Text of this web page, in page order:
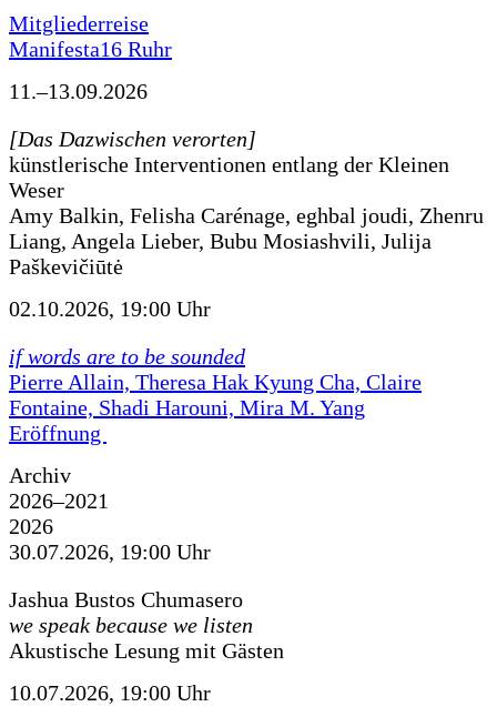
Mitgliederreise
Manifesta16 Ruhr
11.–13.09.2026
[Das Dazwischen verorten]
künstlerische Interventionen entlang der Kleinen
Weser
Amy Balkin, Felisha Carénage, eghbal joudi, Zhenru
Liang, Angela Lieber, Bubu Mosiashvili, Julija
Paškevičiūtė
02.10.2026, 19:00 Uhr
if words are to be sounded
Pierre Allain, Theresa Hak Kyung Cha, Claire
Fontaine, Shadi Harouni, Mira M. Yang
Eröffnung
Archiv
2026–2021
2026
30.07.2026, 19:00 Uhr
Jashua Bustos Chumasero
we speak because we listen
Akustische Lesung mit Gästen
10.07.2026, 19:00 Uhr